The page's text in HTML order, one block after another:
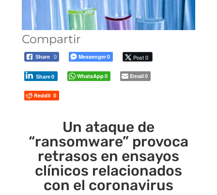
Compartir
Share 0 Messenger0 Post 0
Share0 WhatsApp0 Email0
Reddit 0
Un ataque de
“ransomware” provoca
retrasos en ensayos
clínicos relacionados
con el coronavirus